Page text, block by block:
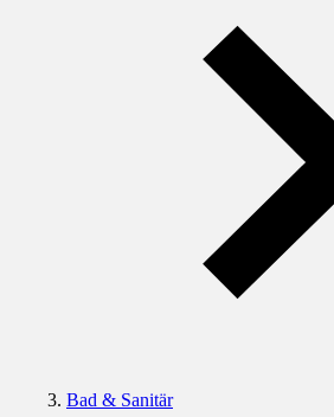
Bad & Sanitär